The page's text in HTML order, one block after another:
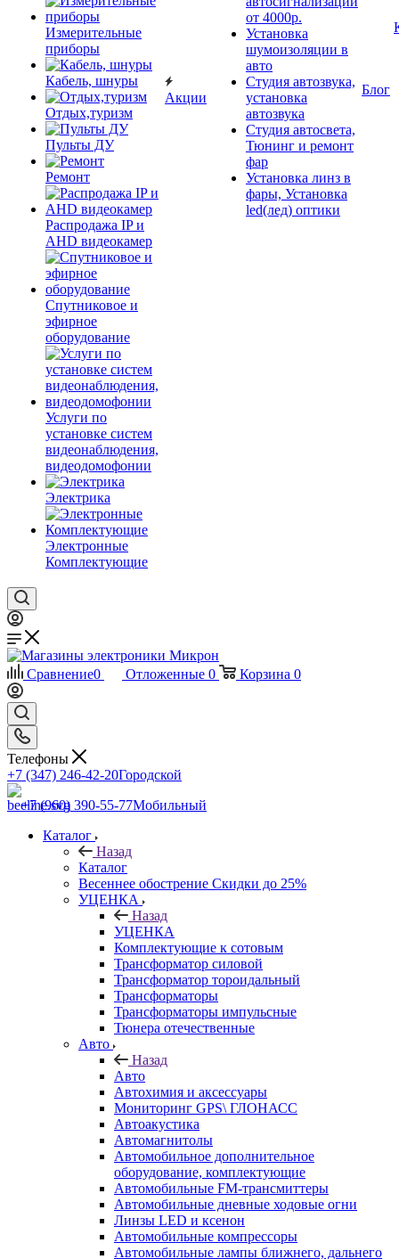
Измерительные
приборы
Кабель, шнуры
Отдых,туризм
Пульты ДУ
Ремонт
Распродажа IP и
AHD видеокамер
Спутниковое и
эфирное
оборудование
Услуги по
установке систем
видеонаблюдения,
видеодомофонии
Электрика
Электронные
Комплектующие
Акции
от 4000р.
Установка
шумоизоляции в
авто
Студия автозвука,
установка
автозвука
Студия автосвета,
Тюнинг и ремонт
фар
Установка линз в
фары, Установка
led(лед) оптики
Блог
Сравнение0 Отложенные 0 Корзина 0
Телефоны
+7 (347) 246-42-20Городской
+7 (960) 390-55-77Мобильный
Каталог
Назад
Каталог
Весеннее обострение Скидки до 25%
УЦЕНКА
Назад
УЦЕНКА
Комплектующие к сотовым
Трансформатор силовой
Трансформатор тороидальный
Трансформаторы
Трансформаторы импульсные
Тюнера отечественные
Авто
Назад
Авто
Автохимия и аксессуары
Мониторинг GPS\ ГЛОНАСС
Автоакустика
Автомагнитолы
Автомобильное дополнительное
оборудование, комплектующие
Автомобильные FM-трансмиттеры
Автомобильные дневные ходовые огни
Линзы LED и ксенон
Автомобильные компрессоры
Автомобильные лампы ближнего, дальнего